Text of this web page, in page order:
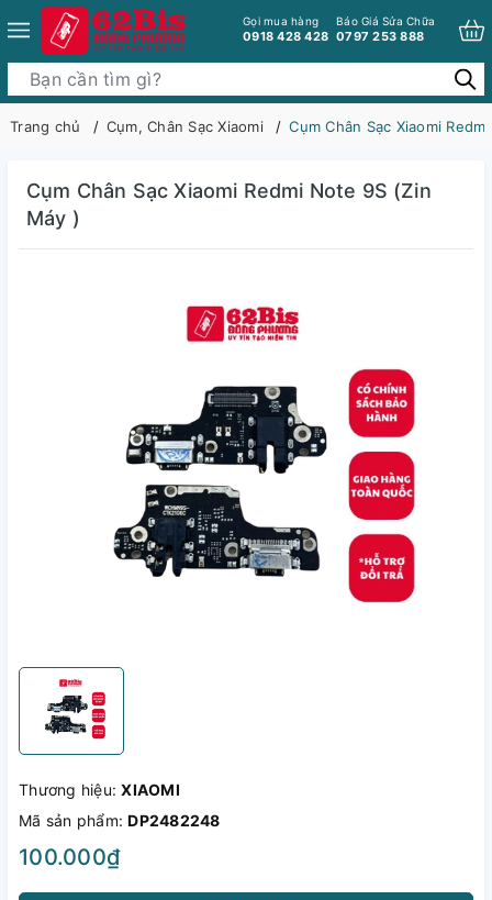
Gọi mua hàng
0918 428 428
Báo Giá Sửa Chữa
0797 253 888
Trang chủ Cụm, Chân Sạc Xiaomi Cụm Chân Sạc Xiaomi
Cụm Chân Sạc Xiaomi Redmi Note 9S (Zin
Máy )
Thương hiệu:XIAOMI
Mã sản phẩm:DP2482248
100.000₫